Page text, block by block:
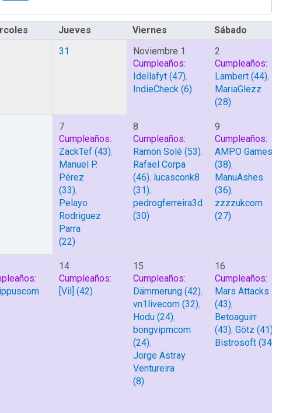
Jueves Viernes Sábado
31
Noviembre 1
Cumpleaños:
Idellafyt (47),
IndieCheck (6)
2
Cumpleaños:
Lambert (44),
MariaGlezz
(28)
7
Cumpleaños:
ZackTef (43),
Manuel P.
Pérez
(33),
Pelayo
Rodriguez
Parra
(22)
8
Cumpleaños:
Ramon Solé (53),
Rafael Corpa
(46), lucasconk8
(31),
pedrogferreira3d
(30)
9
Cumpleaños:
AMPO Games
(38),
ManuAshes
(36),
zzzzukcom
(27)
14
Cumpleaños:
[Vil] (42)
15
Cumpleaños:
Dämmerung (42),
vn1livecom (32),
Hodu (24),
bongvipmcom
(24),
Jorge Astray
Ventureira
(8)
16
Cumpleaños:
Mars Attacks
(43),
Betoaguirr
(43), Götz (41)
Bistrosoft (34)